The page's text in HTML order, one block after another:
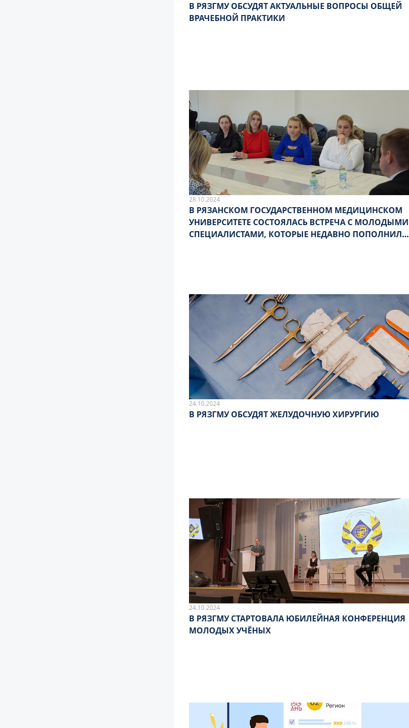
В РЯЗГМУ ОБСУДЯТ АКТУАЛЬНЫЕ ВОПРОСЫ ОБЩЕЙ
ВРАЧЕБНОЙ ПРАКТИКИ
28.10.2024
В РЯЗАНСКОМ ГОСУДАРСТВЕННОМ МЕДИЦИНСКОМ
УНИВЕРСИТЕТЕ СОСТОЯЛАСЬ ВСТРЕЧА С МОЛОДЫМИ
СПЕЦИАЛИСТАМИ, КОТОРЫЕ НЕДАВНО ПОПОЛНИЛИ
24.10.2024
В РЯЗГМУ ОБСУДЯТ ЖЕЛУДОЧНУЮ ХИРУРГИЮ
24.10.2024
В РЯЗГМУ СТАРТОВАЛА ЮБИЛЕЙНАЯ КОНФЕРЕНЦИЯ
МОЛОДЫХ УЧЁНЫХ